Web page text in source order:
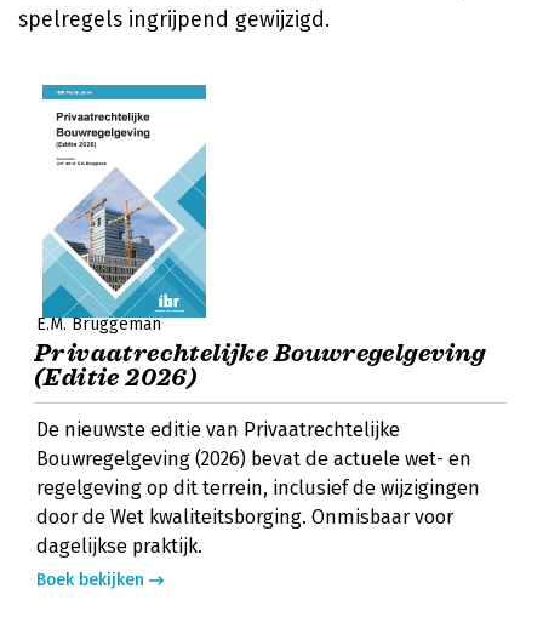
spelregels ingrijpend gewijzigd.
E.M. Bruggeman
Privaatrechtelijke Bouwregelgeving
(Editie 2026)
De nieuwste editie van Privaatrechtelijke
Bouwregelgeving (2026) bevat de actuele wet- en
regelgeving op dit terrein, inclusief de wijzigingen
door de Wet kwaliteitsborging. Onmisbaar voor
dagelijkse praktijk.
Boek bekijken